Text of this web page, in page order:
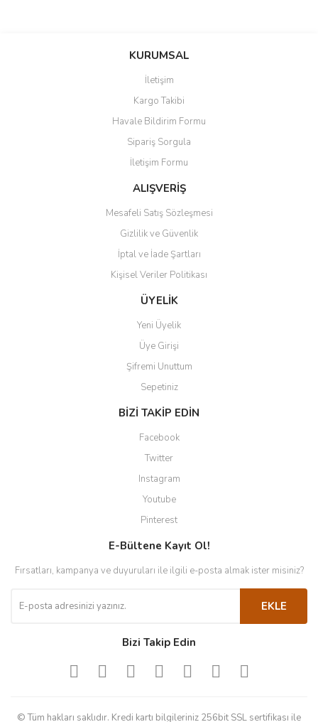
Bu ürüne ilk yorumu siz yapın!
Ürün resmi kalitesiz, bozuk veya görüntülenemiyor.
Ürün açıklamasında eksik bilgiler bulunuyor.
Ürün bilgilerinde hatalar bulunuyor.
Ürün fiyatı diğer sitelerden daha pahalı.
Bu ürüne benzer farklı alternatifler olmalı.
Gönder
KURUMSAL
İletişim
Kargo Takibi
Havale Bildirim Formu
Sipariş Sorgula
İletişim Formu
ALIŞVERİŞ
Mesafeli Satış Sözleşmesi
Gizlilik ve Güvenlik
İptal ve İade Şartları
Kişisel Veriler Politikası
ÜYELİK
Yeni Üyelik
Üye Girişi
Şifremi Unuttum
Sepetiniz
BİZİ TAKİP EDİN
Facebook
Twitter
Instagram
Youtube
Pinterest
E-Bültene Kayıt Ol!
Fırsatları, kampanya ve duyuruları ile ilgili e-posta almak ister misiniz?
EKLE
Bizi Takip Edin
© Tüm hakları saklıdır. Kredi kartı bilgileriniz 256bit SSL sertifikası ile